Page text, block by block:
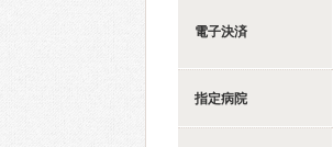
電子決済
指定病院